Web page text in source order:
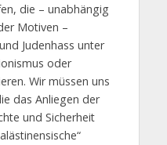
die – unabhängig
Motiven –
Judenhass unter
oder
Wir müssen uns
das Anliegen der
und Sicherheit